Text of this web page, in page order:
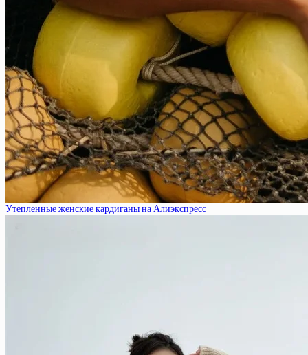
Утепленные женские кардиганы на Алиэкспресс